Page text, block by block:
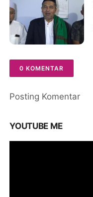
0 KOMENTAR
Posting Komentar
YOUTUBE ME